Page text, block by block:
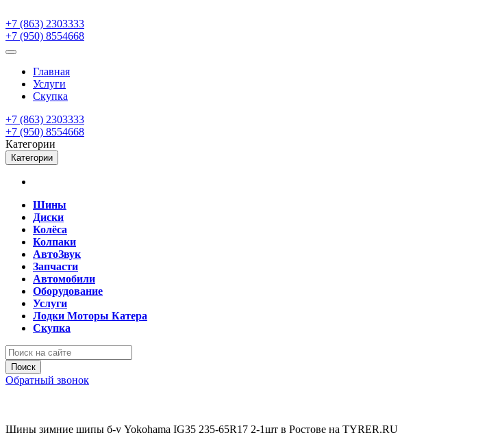
+7 (863) 2303333
+7 (950) 8554668
Главная
Услуги
Скупка
+7 (863) 2303333
+7 (950) 8554668
Категории
Категории
Шины
Диски
Колёса
Колпаки
АвтоЗвук
Запчасти
Автомобили
Оборудование
Услуги
Лодки Моторы Катера
Скупка
Поиск
Обратный звонок
Шины зимние шипы б-у Yokohama IG35 235-65R17 2-1шт в Ростове на TYRER.RU